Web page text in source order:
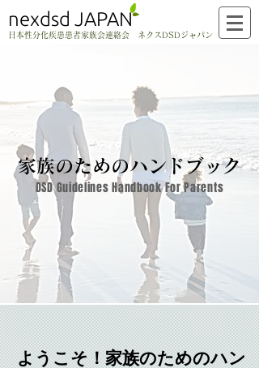
nexdsd JAPAN
日本性分化疾患患者家族会連絡会 ネクスDSDジャパン
家族のためのハンドブック
DSD Guidelines Handbook For Parents
ようこそ！家族のためのハン